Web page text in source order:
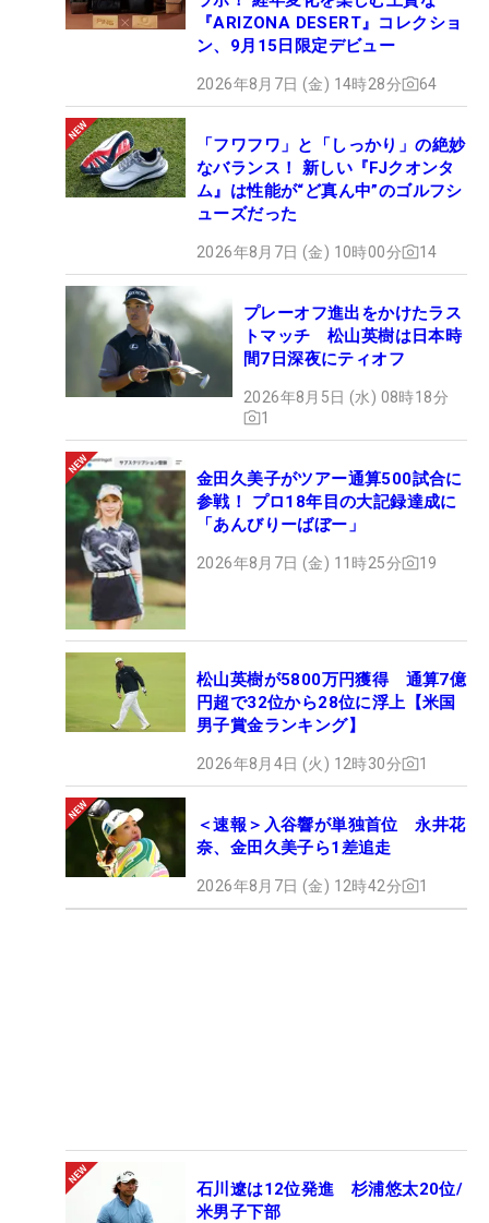
『ARIZONA DESERT』コレクショ
ン、9月15日限定デビュー
2026年8月7日 (金) 14時28分 64
「フワフワ」と「しっかり」の絶妙
なバランス！ 新しい『FJクオンタ
ム』は性能が“ど真ん中”のゴルフシ
ューズだった
2026年8月7日 (金) 10時00分 14
プレーオフ進出をかけたラス
トマッチ 松山英樹は日本時
間7日深夜にティオフ
2026年8月5日 (水) 08時18分
1
金田久美子がツアー通算500試合に
参戦！ プロ18年目の大記録達成に
「あんびりーばぼー」
2026年8月7日 (金) 11時25分 19
松山英樹が5800万円獲得 通算7億
円超で32位から28位に浮上【米国
男子賞金ランキング】
2026年8月4日 (火) 12時30分 1
＜速報＞入谷響が単独首位 永井花
奈、金田久美子ら1差追走
2026年8月7日 (金) 12時42分 1
石川遼は12位発進 杉浦悠太20位/
米男子下部